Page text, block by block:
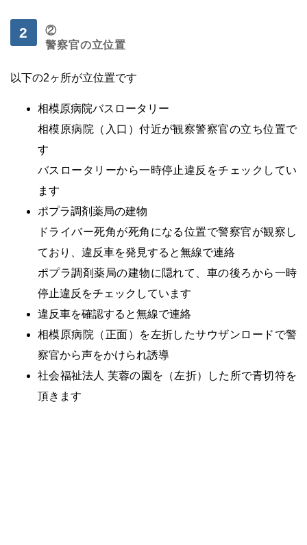
②
警察官の立位置
以下の2ヶ所が立位置です
相模原病院バスロータリー
相模原病院（入口）付近が観察警察官の立ち位置で
す
バスロータリーから一時停止違反をチェックしてい
ます
ポプラ調剤薬局の建物
ドライバー死角が死角になる位置で警察官が観察し
ており、違反車を発見すると無線で連絡
ポプラ調剤薬局の建物に隠れて、車の後ろから一時
停止違反をチェックしています
違反車を確認すると無線で連絡
相模原病院（正面）を左折したサウザンロードで警
察官から声をかけられ誘導
社会福祉法人 芙蓉の園を（左折）した所で青切符を
頂きます